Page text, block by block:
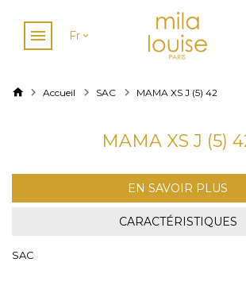
Fr
Accueil SAC MAMA XS J (5) 42
MAMA XS J (5)
EN SAVOIR PLUS
CARACTÉRISTIQUES
SAC